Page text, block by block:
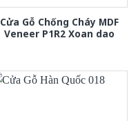
Cửa Gỗ Chống Cháy MDF
Veneer P1R2 Xoan dao